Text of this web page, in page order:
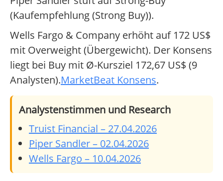
(Kaufempfehlung (Strong Buy)).
Wells Fargo & Company erhöht auf 172 US$
mit Overweight (Übergewicht). Der Konsens
liegt bei Buy mit Ø-Kursziel 172,67 US$ (9
Analysten).MarketBeat Konsens.
Analystenstimmen und Research
Truist Financial – 27.04.2026
Piper Sandler – 02.04.2026
Wells Fargo – 10.04.2026